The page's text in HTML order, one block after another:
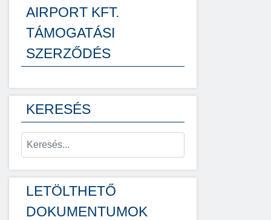
AIRPORT KFT.
TÁMOGATÁSI
SZERZŐDÉS
KERESÉS
LETÖLTHETŐ
DOKUMENTUMOK